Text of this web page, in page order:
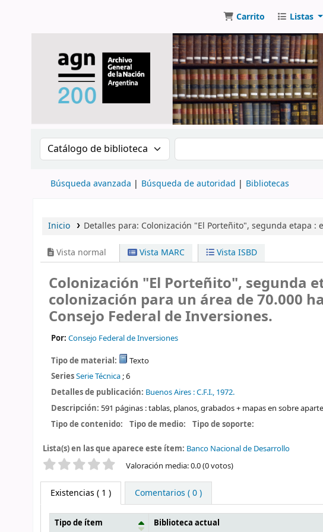
Carrito Listas
Buscar en el catálogo por: Buscar en el catálogo
Búsqueda avanzada Búsqueda de autoridad Bibliotecas
Inicio Detalles para: Colonización "El Porteñito", segunda etapa :
Vista normal Vista MARC Vista ISBD
Colonización "El Porteñito", segunda
colonización para un área de 70.000
Consejo Federal de Inversiones.
Por: Consejo Federal de Inversiones
Tipo de material:
Texto
SeriesSerie Técnica; 6
Detalles de publicación: Buenos Aires :C.F.I., 1972.
Descripción: 591 páginas : tablas, planos, grabados + mapas en sobre aparte
Tipo de contenido:
Tipo de medio: Tipo de soporte:
Lista(s) en las que aparece este ítem: Banco Nacional de Desarrollo
Valoración Valoración media: 0.0 (0 votos)
Existencias ( 1 ) Comentarios ( 0 )
Tipo de ítem Biblioteca actual